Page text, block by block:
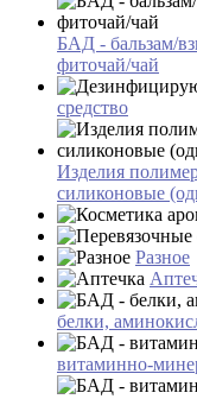
БАД - бальзам/
фиточай/чай
средство
Изделия
силиконовые
Разное
белки,
витаминно-